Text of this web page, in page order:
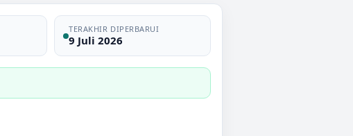
TERAKHIR DIPERBARUI
9 Juli 2026